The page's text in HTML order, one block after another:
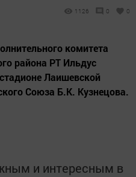
1126 0 0
комитета
района РТ Ильдус
Лаишевской
Союза Б.К. Кузнецова.
и интересным в